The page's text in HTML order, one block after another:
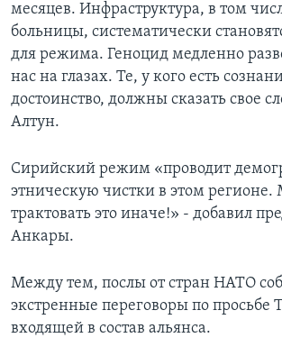
месяцев. Инфраструктура, в том
больницы, систематически
для режима. Геноцид медленно
нас на глазах. Те, у кого есть
достоинство, должны сказать свое
Алтун.
Сирийский режим «проводит
этническую чистки в этом
трактовать это иначе!» - добавил
Анкары.
Между тем, послы от стран НАТО
экстренные переговоры по просьбе
входящей в состав альянса.